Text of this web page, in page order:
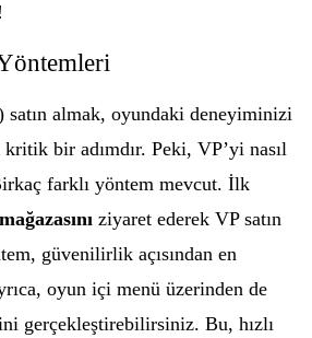
satın almak, oyundaki deneyiminizi
bir adımdır. Peki, VP’yi nasıl
farklı yöntem mevcut. İlk
ziyaret ederek VP satın
güvenilirlik açısından en
oyun içi menü üzerinden de
gerçekleştirebilirsiniz. Bu, hızlı